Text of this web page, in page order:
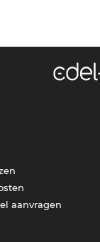
aanvragen